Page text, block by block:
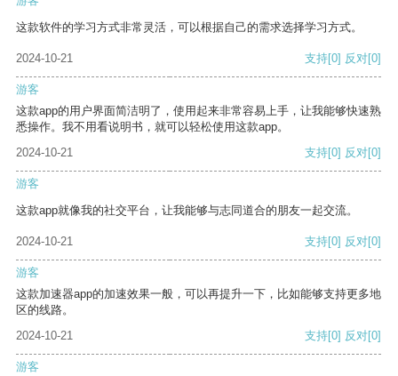
这款软件的学习方式非常灵活，可以根据自己的需求选择学习方式。
2024-10-21 支持[0] 反对[0]
游客
这款app的用户界面简洁明了，使用起来非常容易上手，让我能够快速熟
悉操作。我不用看说明书，就可以轻松使用这款app。
2024-10-21
支持[0] 反对[0]
游客
这款app就像我的社交平台，让我能够与志同道合的朋友一起交流。
2024-10-21 支持[0] 反对[0]
游客
这款加速器app的加速效果一般，可以再提升一下，比如能够支持更多地
区的线路。
2024-10-21
支持[0] 反对[0]
游客